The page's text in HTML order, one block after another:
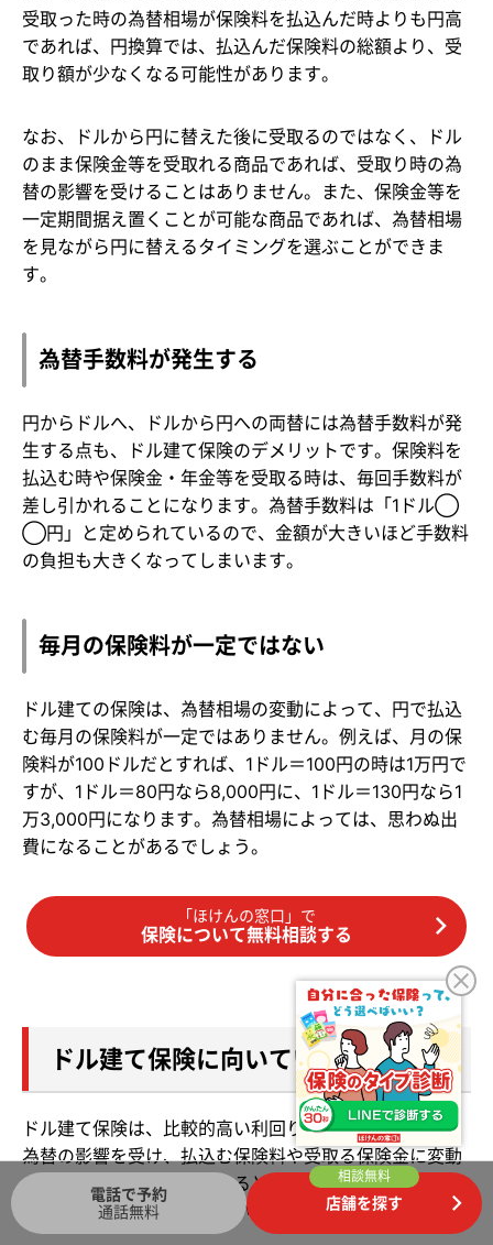
受取った時の為替相場が保険料を払込んだ時よりも円高
であれば、円換算では、払込んだ保険料の総額より、受
取り額が少なくなる可能性があります。
なお、ドルから円に替えた後に受取るのではなく、ドル
のまま保険金等を受取れる商品であれば、受取り時の為
替の影響を受けることはありません。また、保険金等を
一定期間据え置くことが可能な商品であれば、為替相場
を見ながら円に替えるタイミングを選ぶことができま
す。
為替手数料が発生する
円からドルへ、ドルから円への両替には為替手数料が発
生する点も、ドル建て保険のデメリットです。保険料を
払込む時や保険金・年金等を受取る時は、毎回手数料が
差し引かれることになります。為替手数料は「1ドル◯
◯円」と定められているので、金額が大きいほど手数料
の負担も大きくなってしまいます。
毎月の保険料が一定ではない
ドル建ての保険は、為替相場の変動によって、円で払込
む毎月の保険料が一定ではありません。例えば、月の保
険料が100ドルだとすれば、1ドル＝100円の時は1万円で
すが、1ドル＝80円なら8,000円に、1ドル＝130円なら1
万3,000円になります。為替相場によっては、思わぬ出
費になることがあるでしょう。
「ほけんの窓口」で
保険について無料相談する
ドル建て保険に向いている人
ドル建て保険は、比較的高い利回りを期待できる一方、
為替の影響を受け、払込む保険料や受取る保険金に変動
があります。それを踏まえると、ドル建て保険に向いて
いるのは次のような人だといえるでしょう。
電話で予約
通話無料
店舗を探す
相談無料